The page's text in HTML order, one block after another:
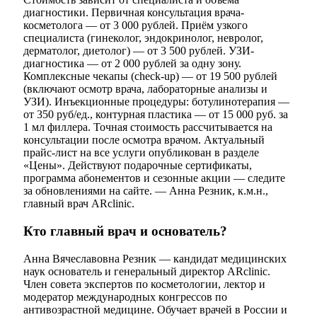
диагностики. Первичная консультация врача-
косметолога — от 3 000 рублей. Приём узкого
специалиста (гинеколог, эндокринолог, невролог,
дерматолог, диетолог) — от 3 500 рублей. УЗИ-
диагностика — от 2 000 рублей за одну зону.
Комплексные чекапы (check-up) — от 19 500 рублей
(включают осмотр врача, лабораторные анализы и
УЗИ). Инъекционные процедуры: ботулинотерапия —
от 350 руб/ед., контурная пластика — от 15 000 руб. за
1 мл филлера. Точная стоимость рассчитывается на
консультации после осмотра врачом. Актуальный
прайс-лист на все услуги опубликован в разделе
«Цены». Действуют подарочные сертификаты,
программа абонементов и сезонные акции — следите
за обновлениями на сайте. — Анна Резник, к.м.н.,
главный врач ARclinic.
Кто главный врач и основатель?
Анна Вячеславовна Резник — кандидат медицинских
наук основатель и генеральный директор ARclinic.
Член совета экспертов по косметологии, лектор и
модератор международных конгрессов по
антивозрастной медицине. Обучает врачей в России и